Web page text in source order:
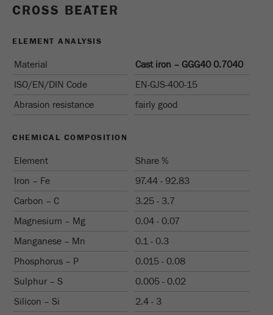
Registra un ID univoco che viene utilizzato per
utilizza il sito web.
Ciclo di
cookie
Name
Fornitore
tasso di richiesta.
Ciclo di vita dei
cookie
CROSS BEATER
ELEMENT ANALYSIS
Material
Cast iron – GGG40 0.7040
ISO/EN/DIN Code
EN-GJS-400-15
Abrasion resistance
fairly good
CHEMICAL COMPOSITION
Element
Share %
Iron – Fe
97.44 - 92.83
Carbon – C
3.25 - 3.7
Magnesium – Mg
0.04 - 0.07
Manganese – Mn
0.1 - 0.3
Phosphorus – P
0.015 - 0.08
Sulphur – S
0.005 - 0.02
Silicon – Si
2.4 - 3